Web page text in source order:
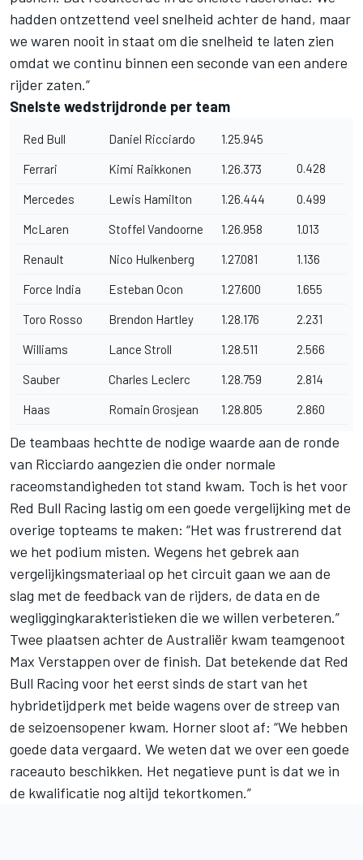
hadden ontzettend veel snelheid achter de hand, maar
we waren nooit in staat om die snelheid te laten zien
omdat we continu binnen een seconde van een andere
rijder zaten.”
Snelste wedstrijdronde per team
Red Bull Daniel Ricciardo 1.25.945
Ferrari Kimi Raikkonen 1.26.373 0.428
Mercedes Lewis Hamilton 1.26.444 0.499
McLaren Stoffel Vandoorne 1.26.958 1.013
Renault Nico Hulkenberg 1.27.081 1.136
Force India Esteban Ocon 1.27.600 1.655
Toro Rosso Brendon Hartley 1.28.176 2.231
Williams Lance Stroll 1.28.511 2.566
Sauber Charles Leclerc 1.28.759 2.814
Haas Romain Grosjean 1.28.805 2.860
De teambaas hechtte de nodige waarde aan de ronde
van Ricciardo aangezien die onder normale
raceomstandigheden tot stand kwam. Toch is het voor
Red Bull Racing lastig om een goede vergelijking met de
overige topteams te maken: “Het was frustrerend dat
we het podium misten. Wegens het gebrek aan
vergelijkingsmateriaal op het circuit gaan we aan de
slag met de feedback van de rijders, de data en de
wegliggingkarakteristieken die we willen verbeteren.”
Twee plaatsen achter de Australiër kwam teamgenoot
Max Verstappen over de finish. Dat betekende dat Red
Bull Racing voor het eerst sinds de start van het
hybridetijdperk met beide wagens over de streep van
de seizoensopener kwam. Horner sloot af: “We hebben
goede data vergaard. We weten dat we over een goede
raceauto beschikken. Het negatieve punt is dat we in
de kwalificatie nog altijd tekortkomen.”